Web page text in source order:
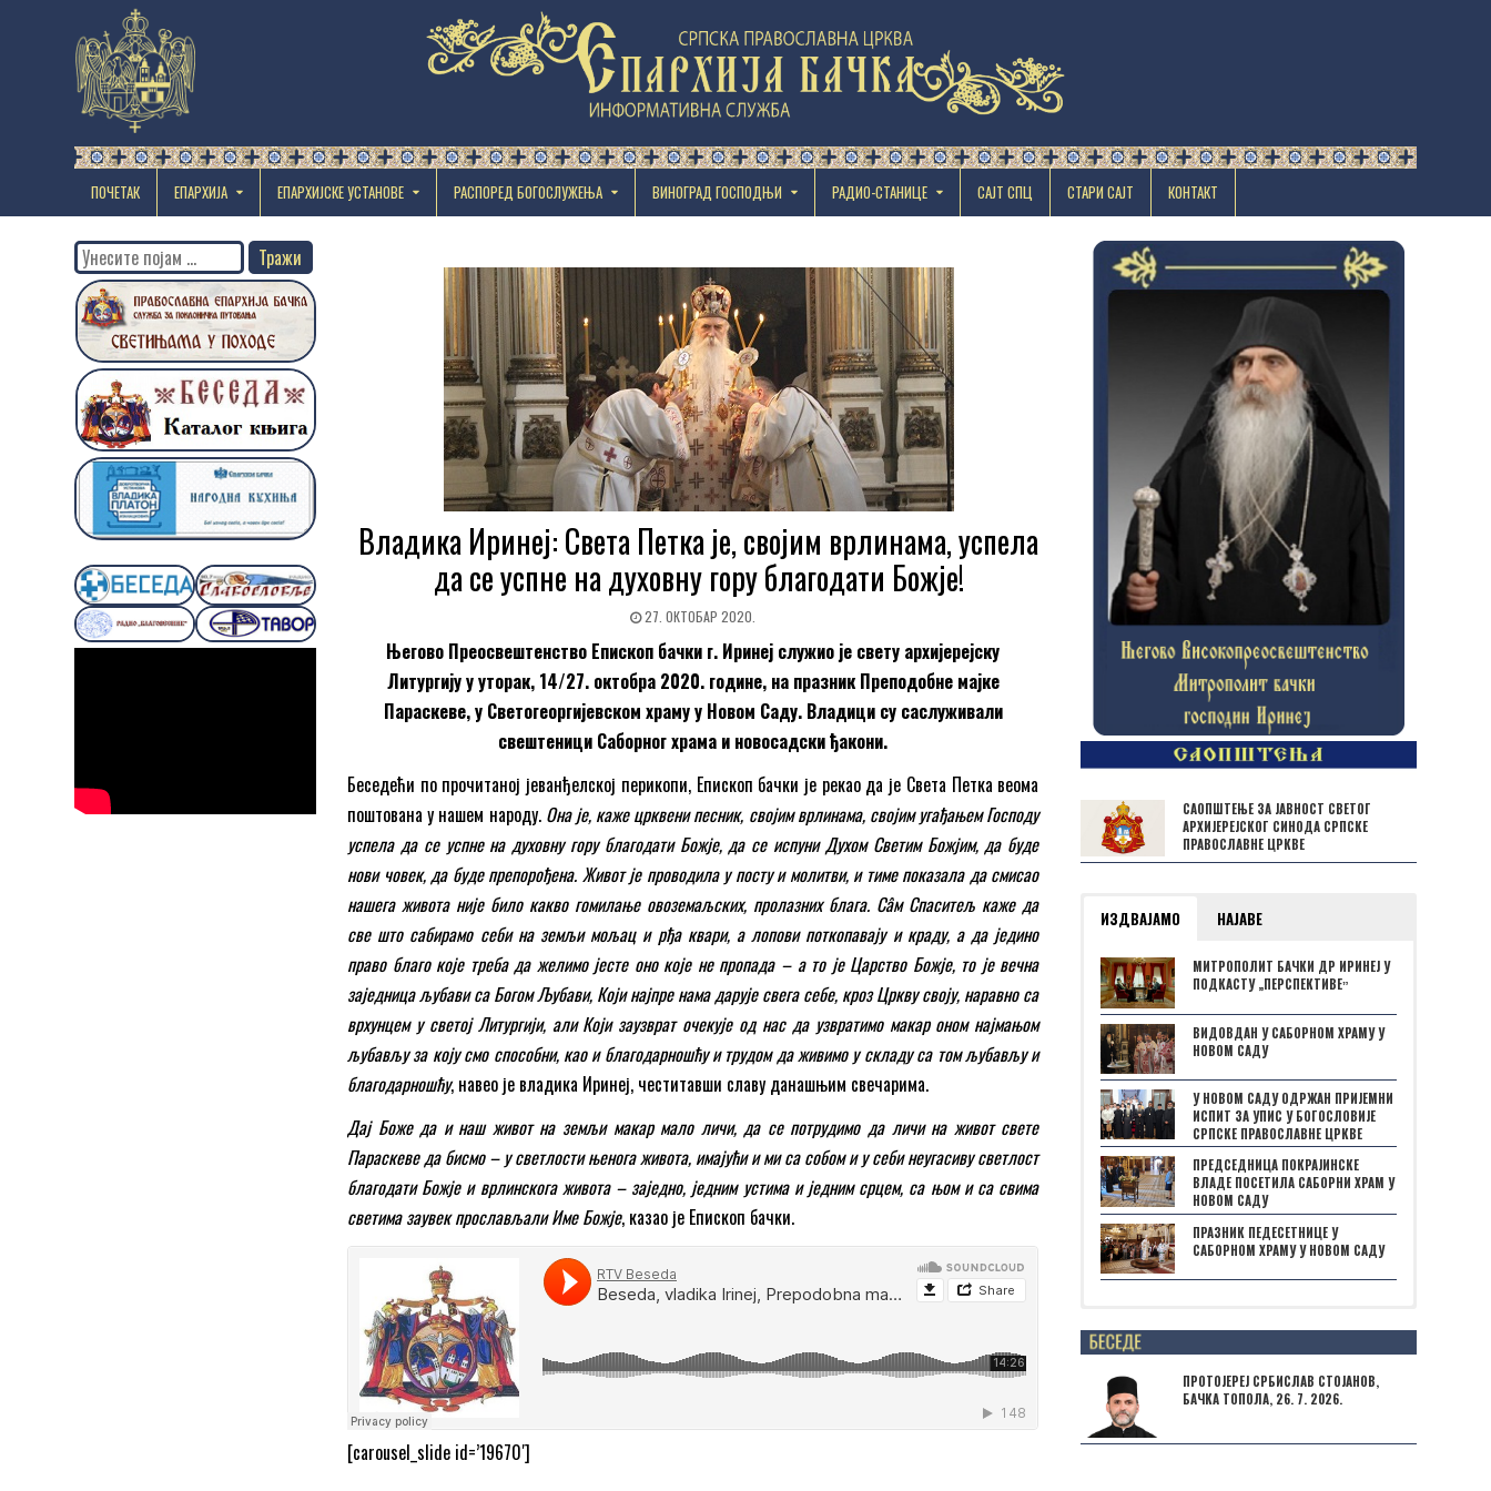
ПОЧЕТАК ЕПАРХИЈА EПАРХИЈСКЕ УСТАНОВЕ РАСПОРЕД БОГОСЛУЖЕЊА ВИНОГРАД ГОСПОДЊИ РАДИО-СТАНИЦЕ САЈТ СПЦ СТАРИ САЈТ КОНТАКТ
Владика Иринеј: Света Петка је, својим врлинама, успела
да се успне на духовну гору благодати Божје!
27. ОКТОБАР 2020.
Његово Преосвештенство Епископ бачки г. Иринеј служио је свету архијерејску
Литургију у уторак, 14/27. октобра 2020. године, на празник Преподобне мајке
Параскеве, у Светогеоргијевском храму у Новом Саду. Владици су саслуживали
свештеници Саборног храма и новосадски ђакони.
Беседећи по прочитаној јеванђелској перикопи, Епископ бачки је рекао да је Света Петка веома
поштована у нашем народу. Она је, каже црквени песник, својим врлинама, својим угађањем Господу
успела да се успне на духовну гору благодати Божје, да се испуни Духом Светим Божјим, да буде
нови човек, да буде препорођена. Живот је проводила у посту и молитви, и тиме показала да смисао
нашега живота није било какво гомилање овоземаљских, пролазних блага. Сâм Спаситељ каже да
све што сабирамо себи на земљи мољац и рђа квари, а лопови поткопавају и краду, а да једино
право благо које треба да желимо јесте оно које не пропада – а то је Царство Божје, то је вечна
заједница љубави са Богом Љубави, Који најпре нама дарује свега себе, кроз Цркву своју, наравно са
врхунцем у светој Литургији, али Који заузврат очекује од нас да узвратимо макар оном најмањом
љубављу за коју смо способни, као и благодарношћу и трудом да живимо у складу са том љубављу и
благодарношћу, навео је владика Иринеј, честитавши славу данашњим свечарима.
Дај Боже да и наш живот на земљи макар мало личи, да се потрудимо да личи на живот свете
Параскеве да бисмо – у светлости њенога живота, имајући и ми са собом и у себи неугасиву светлост
благодати Божје и врлинскога живота – заједно, једним устима и једним срцем, са њом и са свима
светима заувек прослављали Име Божје, казао је Епископ бачки.
[carousel_slide id=’19670′]
Search
for:
САОПШТЕЊЕ ЗА ЈАВНОСТ СВЕТОГ
АРХИЈЕРЕЈСКОГ СИНОДА СРПСКЕ
ПРАВОСЛАВНЕ ЦРКВЕ
ИЗДВАЈАМО НАЈАВЕ
МИТРОПОЛИТ БАЧКИ ДР ИРИНЕЈ У
ПОДКАСТУ „ПЕРСПЕКТИВЕˮ
ВИДОВДАН У САБОРНОМ ХРАМУ У
НОВОМ САДУ
У НОВОМ САДУ ОДРЖАН ПРИЈЕМНИ
ИСПИТ ЗА УПИС У БОГОСЛОВИЈЕ
СРПСКЕ ПРАВОСЛАВНЕ ЦРКВЕ
ПРЕДСЕДНИЦА ПОКРАЈИНСКЕ
ВЛАДЕ ПОСЕТИЛА САБОРНИ ХРАМ У
НОВОМ САДУ
ПРАЗНИК ПЕДЕСЕТНИЦЕ У
САБОРНОМ ХРАМУ У НОВОМ САДУ
Posts not found
ПРОТОЈЕРЕЈ СРБИСЛАВ СТОЈАНОВ,
БАЧКА ТОПОЛА, 26. 7. 2026.